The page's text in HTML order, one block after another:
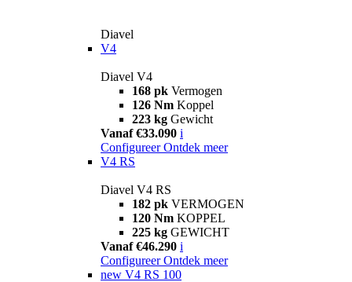
Diavel
V4
Diavel V4
168 pk Vermogen
126 Nm Koppel
223 kg Gewicht
Vanaf €33.090 i
Configureer Ontdek meer
V4 RS
Diavel V4 RS
182 pk VERMOGEN
120 Nm KOPPEL
225 kg GEWICHT
Vanaf €46.290 i
Configureer Ontdek meer
new V4 RS 100